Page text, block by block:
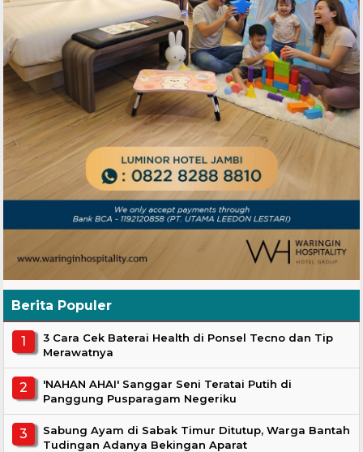
Berita Populer
3 Cara Cek Baterai Health di Ponsel Tecno dan Tip
Merawatnya
'NAHAN AHAI' Sanggar Seni Teratai Putih di
Panggung Pusparagam Negeriku
Sabung Ayam di Sabak Timur Ditutup, Warga Bantah
Tudingan Adanya Bekingan Aparat